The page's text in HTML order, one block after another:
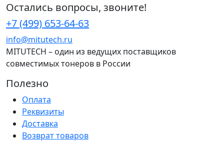
Остались вопросы, звоните!
+7 (499) 653-64-63
info@mitutech.ru
MITUTECH – один из ведущих поставщиков
совместимых тонеров в России
Полезно
Оплата
Реквизиты
Доставка
Возврат товаров